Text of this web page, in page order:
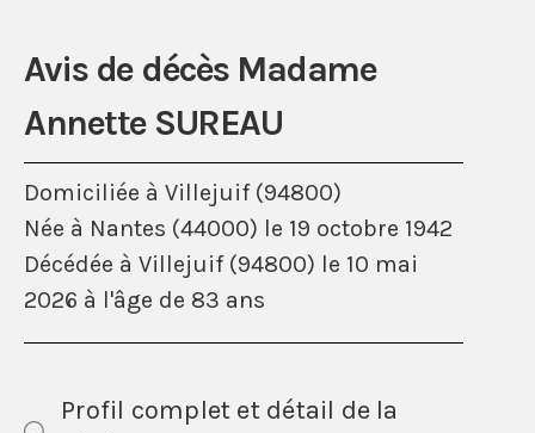
Avis de décès Madame
Annette SUREAU
Domiciliée à Villejuif (94800)
Née à Nantes (44000) le 19 octobre 1942
Décédée à Villejuif (94800) le 10 mai
2026 à l'âge de 83 ans
Profil complet et détail de la